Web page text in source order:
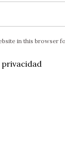
in this browser